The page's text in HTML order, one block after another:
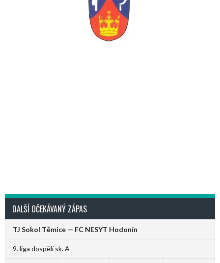
DALŠÍ OČEKÁVANÝ ZÁPAS
TJ Sokol Těmice — FC NESYT Hodonín
9. liga dospělí sk. A